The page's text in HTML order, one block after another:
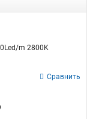
m 2800K
Сравнить